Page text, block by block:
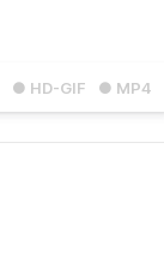
● HD-GIF ● MP4